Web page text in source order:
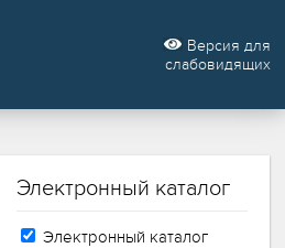
Версия для
слабовидящих
Электронный каталог
Электронный каталог